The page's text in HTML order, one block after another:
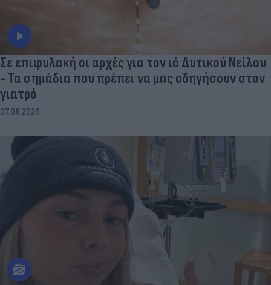
Σε επιφυλακή οι αρχές για τον ιό Δυτικού Νείλου
- Τα σημάδια που πρέπει να μας οδηγήσουν στον
γιατρό
07.08.2026